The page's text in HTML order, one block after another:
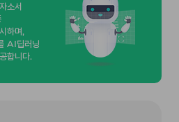
소서
하며,
AI딥러닝
합니다.